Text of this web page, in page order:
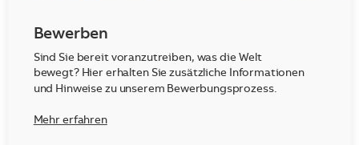
Bewerben
Sind Sie bereit voranzutreiben, was die Welt
bewegt? Hier erhalten Sie zusätzliche Informationen
und Hinweise zu unserem Bewerbungsprozess.
Mehr erfahren